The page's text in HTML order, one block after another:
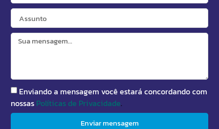
Enviando a mensagem você estará concordando com
nossas Políticas de Privacidade.
Enviar mensagem